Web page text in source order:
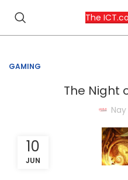
The
GAMING
The Night
10
JUN